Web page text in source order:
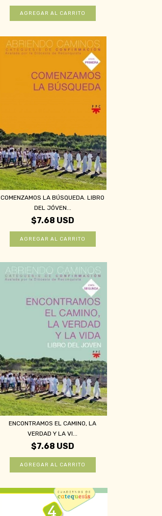
COMENZAMOS LA BÚSQUEDA. LIBRO
DEL JÓVEN...
$7.68 USD
ENCONTRAMOS EL CAMINO, LA
VERDAD Y LA VI...
$7.68 USD